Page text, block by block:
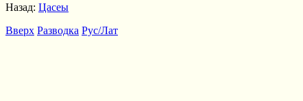
Назад: Цасеы
Вверх Разводка Рус/Лат